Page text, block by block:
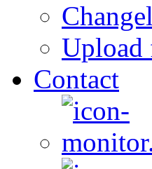
Upload
Contact